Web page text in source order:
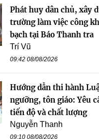
Phát huy dân chủ, xây
trường làm việc công
bạch tại Báo Thanh tra
Trí Vũ
09:42 08/08/2026
Hướng dẫn thi hành
ngưỡng, tôn giáo: Yêu
tiến độ và chất lượng
Nguyễn Thanh
09:10 08/08/2026